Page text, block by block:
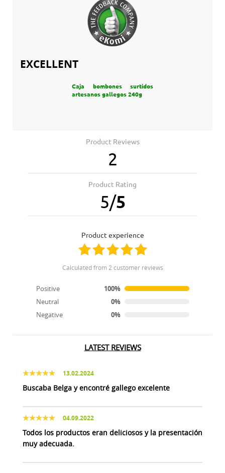
EXCELLENT
Caja bombones surtidos
artesanos gallegos 240g
Product Reviews
2
Product Rating
5/5
product experience
calculated from 2 customer reviews
Positive
100%
Neutral
0%
Negative
0%
LATEST REVIEWS
13.02.2024
Buscaba Belga y encontré gallego excelente
04.09.2022
Todos los productos eran deliciosos y la presentación
muy adecuada.